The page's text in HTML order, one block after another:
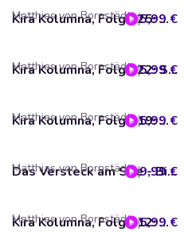
Kira Kolumna, Folge 25: Angeleint
Matthias von Bornstädt 5,99 €
Kira Kolumna, Folge 22: Sturmfrei
Matthias von Bornstädt 5,99 €
Kira Kolumna, Folge 19: Gerüchteküche
Matthias von Bornstädt 5,99 €
Das Versteck am See - Bibi Blocksberg - Hörbuch (Ungekürzt)
Matthias von Bornstädt 9,99 €
Kira Kolumna, Folge 12: Abgefahren
Matthias von Bornstädt 5,99 €